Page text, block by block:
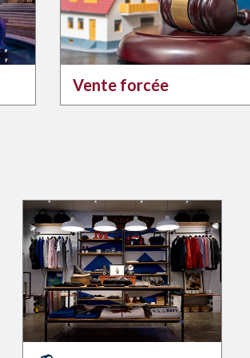
Vente forcée